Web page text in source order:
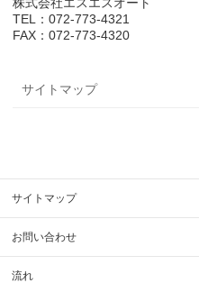
TEL：072-773-4321
FAX：072-773-4320
サイトマップ
サイトマップ
お問い合わせ
流れ